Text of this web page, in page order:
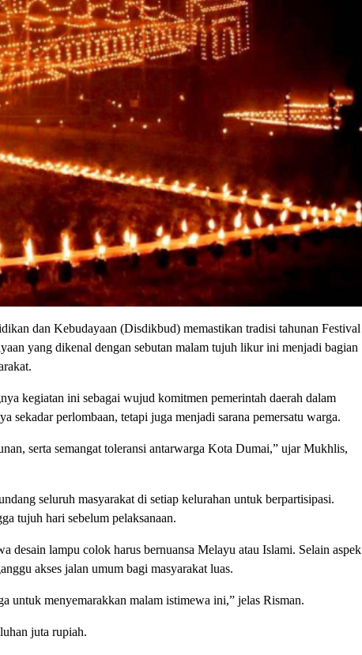
dan Kebudayaan (Disdikbud) memastikan tradisi tahunan Festival
yang dikenal dengan sebutan malam tujuh likur ini menjadi bagian
kegiatan ini sebagai wujud komitmen pemerintah daerah dalam
sekadar perlombaan, tetapi juga menjadi sarana pemersatu warga.
serta semangat toleransi antarwarga Kota Dumai,” ujar Mukhlis,
seluruh masyarakat di setiap kelurahan untuk berpartisipasi.
tujuh hari sebelum pelaksanaan.
desain lampu colok harus bernuansa Melayu atau Islami. Selain aspek
akses jalan umum bagi masyarakat luas.
untuk menyemarakkan malam istimewa ini,” jelas Risman.
juta rupiah.